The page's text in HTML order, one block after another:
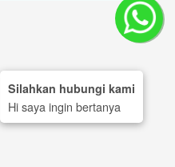
Silahkan hubungi kami
Hi saya ingin bertanya